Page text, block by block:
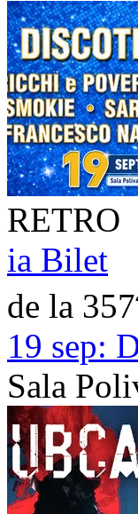
RETRO
ia Bilet
de la 357
19 sep:
Sala